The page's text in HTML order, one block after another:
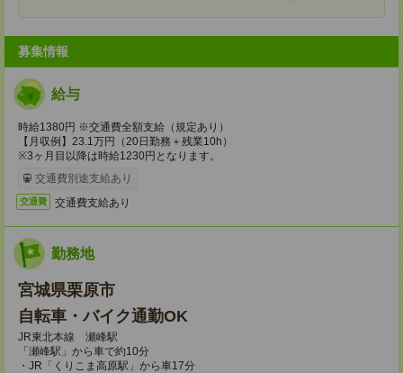
募集情報
給与
時給1380円 ※交通費全額支給（規定あり）
【月収例】23.1万円（20日勤務＋残業10h）
※3ヶ月目以降は時給1230円となります。
交通費別途支給あり
交通費 交通費支給あり
勤務地
宮城県栗原市
自転車・バイク通勤OK
JR東北本線 瀬峰駅
「瀬峰駅」から車で約10分
・JR「くりこま高原駅」から車17分